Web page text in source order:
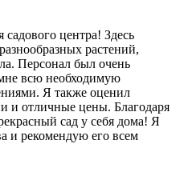
центра! Здесь
растений,
Персонал был очень
всю необходимую
Я также оценил
и отличные цены. Благодаря
сад у себя дома! Я
и рекомендую его всем